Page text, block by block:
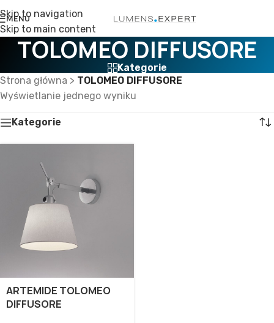
Skip to navigation
Skip to main content
MENU
TOLOMEO DIFFUSORE
Kategorie
Strona główna > TOLOMEO DIFFUSORE
Wyświetlanie jednego wyniku
Kategorie
ARTEMIDE TOLOMEO
DIFFUSORE